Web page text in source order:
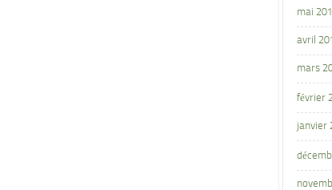
mai
avril
mars
février
janvier